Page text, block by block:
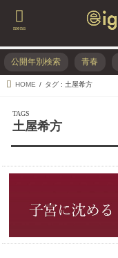
menu
公開年別検索 青春
HOME タグ : 土屋希方
土屋希方